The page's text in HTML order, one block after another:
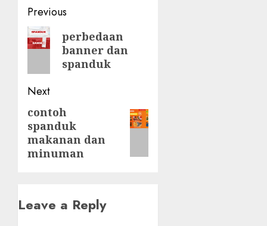
Post
navigation
Previous
Previous
post:
perbedaan
banner dan
spanduk
Next
Next
post:
contoh
spanduk
makanan dan
minuman
Leave a Reply